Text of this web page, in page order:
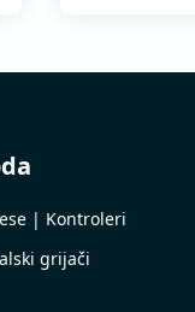
| Kontroleri
grijači